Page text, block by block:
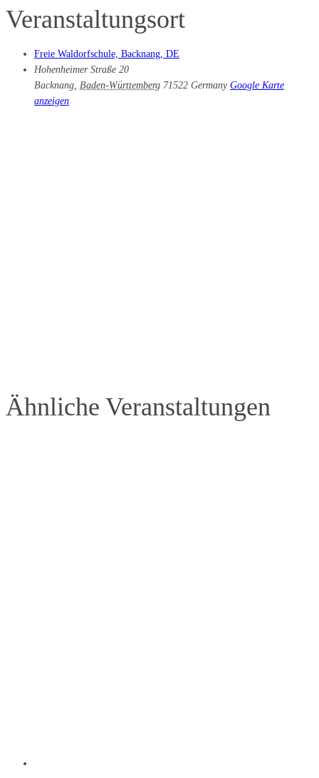
Veranstaltungsort
Freie Waldorfschule, Backnang, DE
Hohenheimer Straße 20
Backnang, Baden-Württemberg 71522 Germany Google Karte
anzeigen
Ähnliche Veranstaltungen